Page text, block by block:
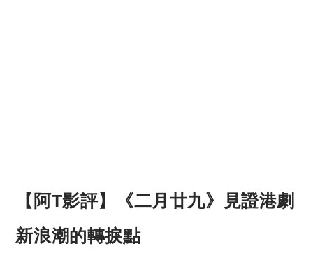
【阿T影評】《二月廿九》見證港劇
新浪潮的轉捩點